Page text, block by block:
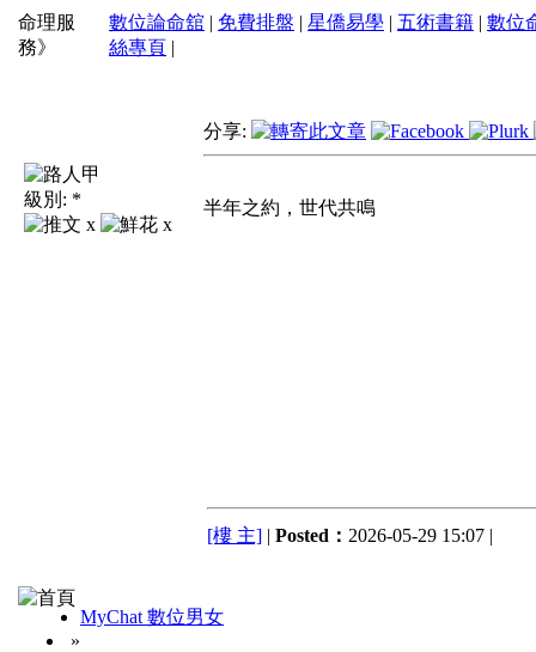
命理服
務》
數位論命舘 | 免費排盤 | 星僑易學 | 五術書籍 | 數位
絲專頁 |
級別: *
x
x
分享:
半年之約，世代共鳴
[樓 主] | Posted： 2026-05-29 15:07 |
MyChat 數位男女
»